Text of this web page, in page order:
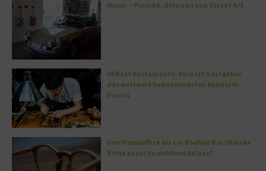
Miami – Porsche, Gitarren und Street Art
50 Best Restaurants: Peru ist Gastgeber
des weltweit bedeutendsten Kulinarik-
Events
Vom Homeoffice bis zur Rooftop Bar: Welche
Brille passt zu welchem Anlass?